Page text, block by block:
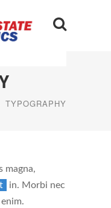
TYPOGRAPHY
magna,
in. Morbi nec